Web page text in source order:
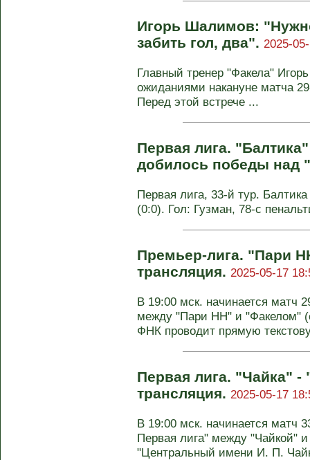
Игорь Шалимов:
забить гол, два". 2025-
Главный тренер "Факела"
ожиданиями накануне матча
Перед этой встрече ...
Первая лига.
добилось победы над
Первая лига, 33-й тур.
(0:0). Гол: Гузман, 78-с
Премьер-лига. "Пари
трансляция. 2025-05-17
В 19:00 мск. начинается матч
между "Пари НН" и "Факелом"
ФНК проводит прямую
Первая лига. "Чайка" -
трансляция. 2025-05-17
В 19:00 мск. начинается матч
Первая лига" между "Чайкой"
"Центральный имени И. П.